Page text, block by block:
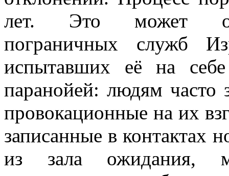
лет. Это может
пограничных служб
испытавших её на
паранойей: людям часто
провокационные на их
записанные в контактах
из зала ожидания,